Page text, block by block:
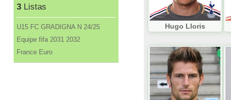
3 Listas
U15 FC GRADIGNA N 24/25
Equipe fifa 2031 2032
France Euro
Hugo Lloris